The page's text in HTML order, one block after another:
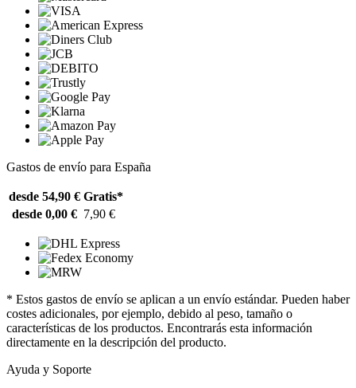
Gastos de envío para España
desde 54,90 € Gratis*
desde 0,00 € 7,90 €
* Estos gastos de envío se aplican a un envío estándar. Pueden haber
costes adicionales, por ejemplo, debido al peso, tamaño o
características de los productos. Encontrarás esta información
directamente en la descripción del producto.
Ayuda y Soporte